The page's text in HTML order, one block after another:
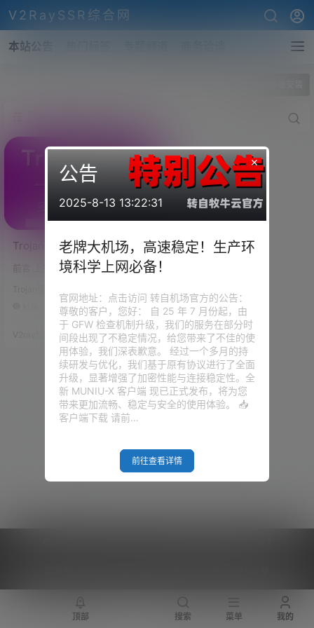
V2RaySSR综合网
本站公告
Trojan面板一键搭建！
Trojan-Panel一键安装代
码！多用户Trojan搭建自动
脚本教程！搭建过程中
Compose Token！
前言 上期教程说到了Trojan面板
的确是很多，有时一不小心的一
个错误就导致Trojan面板搭建不
成功。 群里多个小伙伴要求出的
一键安装脚本，经过作者一天的
努力，今天它来了，全自动安装T
rojan，自动部署Trojan面板，多
用户流量管理，流量授权！V2ra
ySSR综合网首发！ 功能 =====
=====================
=================…
0
V2raySSR综合网 20年3月24日
×
公告
2025-8-13 13:22:31
老牌大机场，高速稳定！生产环
境科学上网必备！
官网地址：点击访问 转自机场官方的公告：
尊敬的客户，您好： 自 25 年 7 月份起，由
于 GFW 检查机制升级，我们的服务在部分时
间段出现了不稳定情况，给您带来了不佳的使
用体验，我们深表歉意。 经过一个多月的持
续研发与优化，我们基于原有协议进行了全面
升级，显著增强了加密性能与连接稳定性。全
新 MUNIU-X 客户端 现已正式发布，将为您
带来更加流畅、稳定与安全的使用体验。 📥
客户端下载 请前…
前往查看详情
顶部 搜索 菜单 我的